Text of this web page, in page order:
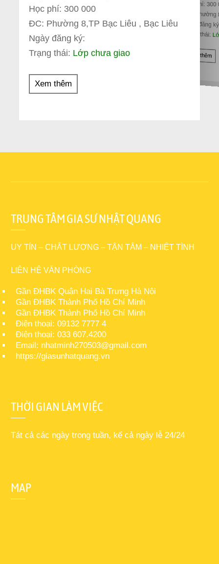
Học phí: 300 000
ĐC: Phường 8,TP Bạc Liêu , Bạc Liêu
Ngày đăng ký:
Trạng thái: Lớp chưa giao
Xem thêm
Học phí: 300
ĐC:
Ngày đăng
Trạng thái:
Xem thêm
TRUNG TÂM GIA SƯ NHẬT QUANG
UY TÍN – CHẤT LƯỢNG – TẬN TÂM – NHIỆT TÌNH
LIÊN HỆ VĂN PHÒNG
Gần ĐHBK Quận Hai Bà Trưng Hà Nội
Gần ĐHBK Thành Phố Hồ Chí Minh
Gần ĐHBK Thành Phố Hồ Chí Minh
Điện thoại: 09132 7777 4
Điện thoại: 033 607.4200
Email: nhatminh270503@gmail.com
https://giasunhatquang.vn
THỜI GIAN LÀM VIỆC
Tát cả các ngày trong tuần, kể cả ngày lễ 24/24
MAP